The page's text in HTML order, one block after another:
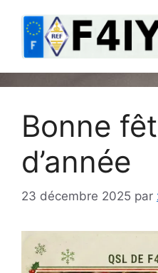
contenu
Bonne
d’année
23 décembre 2025 par